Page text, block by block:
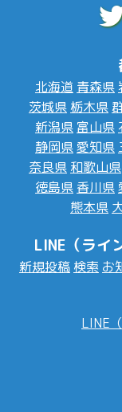
北海道 青森県
茨城県 栃木県
新潟県 富山県
静岡県愛知県
奈良県 和歌山県
徳島県 香川県
熊本県
LINE（ライ
新規投稿 検索 お
LINE